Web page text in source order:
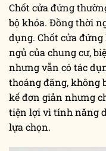
Chốt cửa đứng
bộ khóa. Đồng thời
dụng. Chốt cửa
ngủ của chung cư,
nhưng vẫn có tác
thoáng đãng, không
kế đơn giản nhưng
tiện lợi vì tính năng
lựa chọn.